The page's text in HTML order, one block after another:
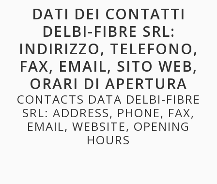
DATI DEI CONTATTI
DELBI-FIBRE SRL:
INDIRIZZO, TELEFONO,
FAX, EMAIL, SITO WEB,
ORARI DI APERTURA
CONTACTS DATA DELBI-FIBRE
SRL: ADDRESS, PHONE, FAX,
EMAIL, WEBSITE, OPENING
HOURS